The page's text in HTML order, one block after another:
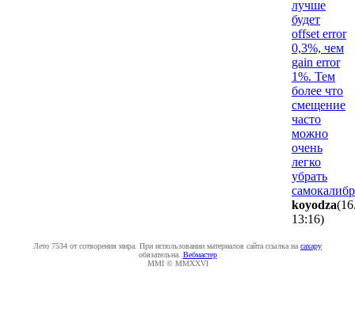
лучше
будет
offset error
0,3%, чем
gain error
1%. Тем
более что
смещение
часто
можно
очень
легко
убрать
koyodza
13:16)
Лето 7534 от сотворения мира. При использовании материалов сайта ссылка на caxapу
обязательна. Вебмастер
MMI © MMXXVI